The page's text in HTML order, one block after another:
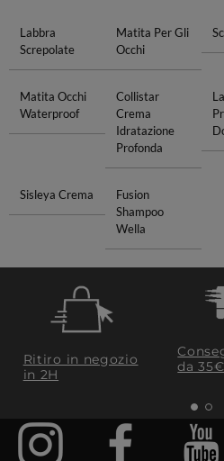
Labbra
Screpolate
Matita Per Gli
Occhi
Matita Occhi
Waterproof
Collistar
Crema
Idratazione
Profonda
Sisleya Crema
Fusion
Shampoo
Wella
Ritiro in negozio
in 2H
da